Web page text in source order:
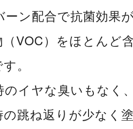
ーン配合で抗菌効果
VOC）をほとんど
。
のイヤな臭いもなく
の跳ね返りが少なく